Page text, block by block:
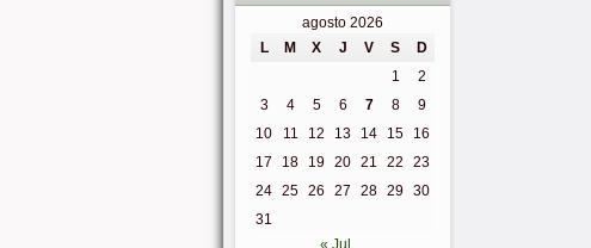
agosto 2026
L
M X J V S
D
1
2
3
4 5 6 7 8
9
10
11 12 13 14 15
16
17
18 19 20 21 22
23
24 25 26 27 28 29 30
31